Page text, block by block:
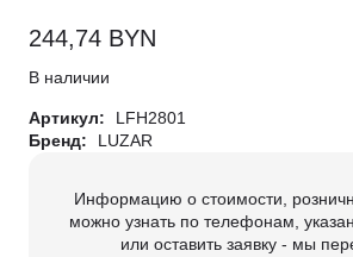
244,74 BYN
В наличии
Артикул:
LFH2801
Бренд:
LUZAR
Информацию о стоимости,
можно узнать по телефонам,
или оставить заявку - мы